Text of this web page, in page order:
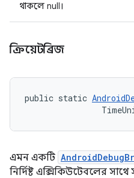
থাকলে null।
ক্রিয়েটব্রিজ
public static
এমন একটি
নির্দিষ্ট এক্সিকিউটেবলের সাথে